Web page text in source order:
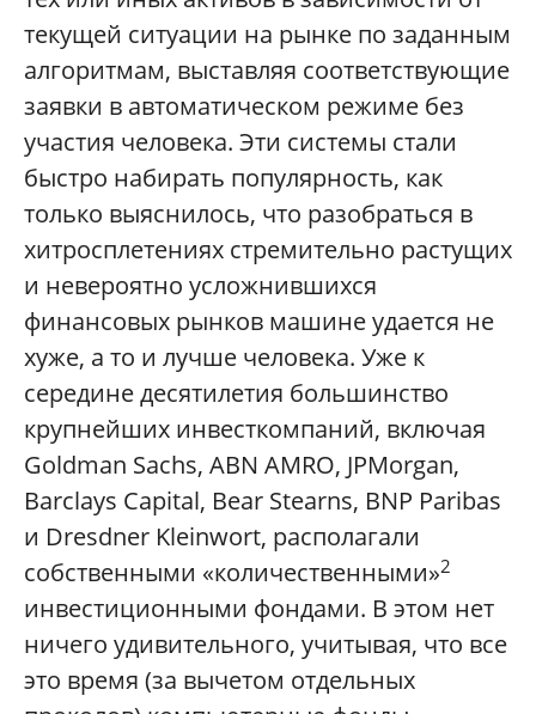
текущей ситуации на рынке по заданным
алгоритмам, выставляя соответствующие
заявки в автоматическом режиме без
участия человека. Эти системы стали
быстро набирать популярность, как
только выяснилось, что разобраться в
хитросплетениях стремительно растущих
и невероятно усложнившихся
финансовых рынков машине удается не
хуже, а то и лучше человека. Уже к
середине десятилетия большинство
крупнейших инвесткомпаний, включая
Goldman Sachs, ABN AMRO, JPMorgan,
Barclays Capital, Bear Stearns, BNP Paribas
и Dresdner Kleinwort, располагали
собственными «количественными»2
инвестиционными фондами. В этом нет
ничего удивительного, учитывая, что все
это время (за вычетом отдельных